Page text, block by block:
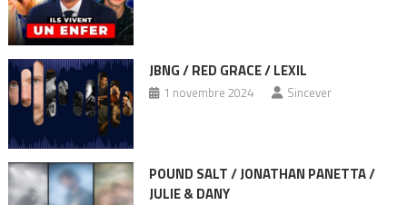
JBNG / RED GRACE / LEXIL
1 novembre 2024 Sincever
POUND SALT / JONATHAN PANETTA /
JULIE & DANY